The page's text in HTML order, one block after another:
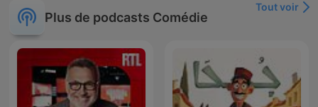
Plus de podcasts Comédie
Tout voir